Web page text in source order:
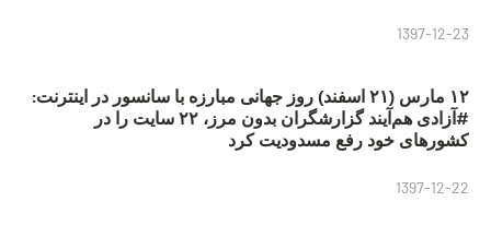
1397-12-23
۱۲ مارس (۲۱ اسفند) روز جهانی مبارزه با سانسور در اینترنت:
#آزادی هم‌آیند گزارشگران‌ بدون مرز، ۲۲ سایت را در
کشورهای خود رفع مسدودیت کرد
1397-12-22